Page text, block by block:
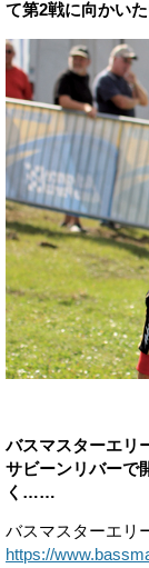
て第2戦に向かい
バスマスターエリ
サビーンリバーで
く……
バスマスターエリ
https://